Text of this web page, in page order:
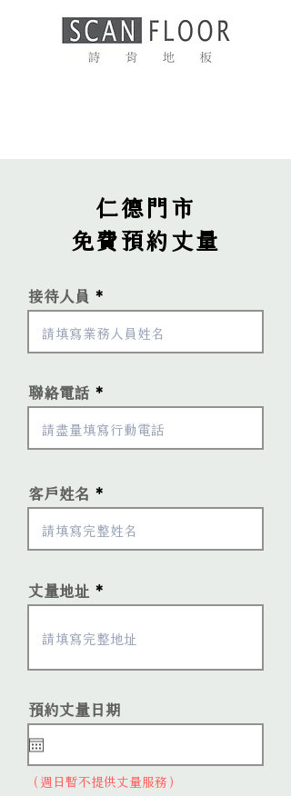
仁德門市
免費​預約丈量
接待人員
聯絡電話
客戶姓名
丈量地址
預約丈量日期
e
i
r
（週日暫不提供丈量服務）